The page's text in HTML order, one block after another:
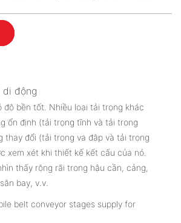
động
độ bền tốt. Nhiều loại tải trọng khác
ổn định (tải trọng tĩnh và tải trọng
thay đổi (tải trọng va đập và tải trọng
xem xét khi thiết kế kết cấu của nó.
thấy rộng rãi trong hậu cần, cảng,
bay, v.v.